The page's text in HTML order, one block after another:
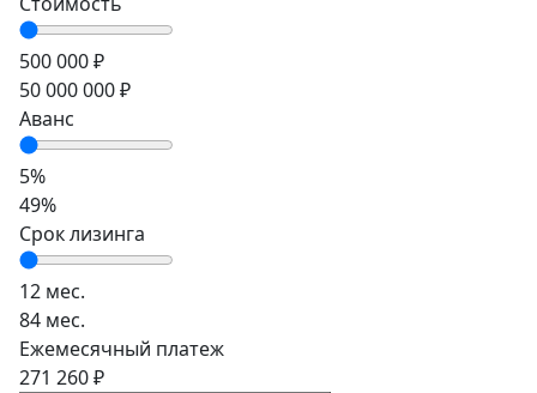
500 000 ₽
50 000 000 ₽
Аванс
5%
49%
Срок лизинга
12 мес.
84 мес.
Ежемесячный платеж
271 260 ₽